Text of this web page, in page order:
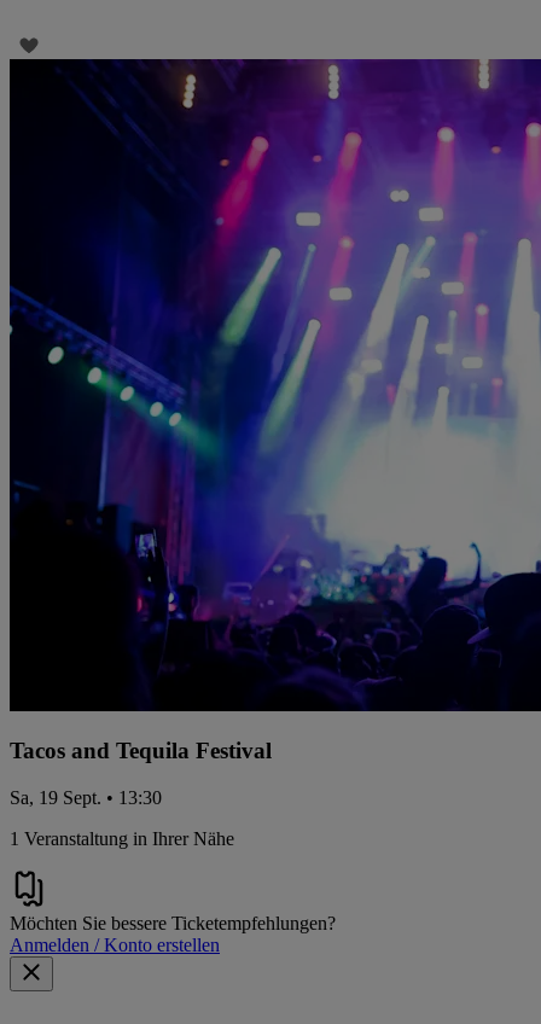
Tacos and Tequila Festival
Sa, 19 Sept. • 13:30
1 Veranstaltung in Ihrer Nähe
Möchten Sie bessere Ticketempfehlungen?
Anmelden / Konto erstellen